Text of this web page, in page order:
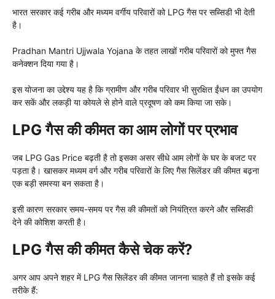
भारत सरकार कई गरीब और मध्यम वर्गीय परिवारों को LPG गैस पर सब्सिडी भी देती
है।
Pradhan Mantri Ujjwala Yojana के तहत लाखों गरीब परिवारों को मुफ्त गैस
कनेक्शन दिया गया है।
इस योजना का उद्देश्य यह है कि ग्रामीण और गरीब परिवार भी सुरक्षित ईंधन का उपयोग
कर सकें और लकड़ी या कोयले से होने वाले प्रदूषण को कम किया जा सके।
LPG गैस की कीमत का आम लोगों पर प्रभाव
जब LPG Gas Price बढ़ती है तो इसका असर सीधे आम लोगों के घर के बजट पर
पड़ता है। खासकर मध्यम वर्ग और गरीब परिवारों के लिए गैस सिलेंडर की कीमत बढ़ना
एक बड़ी समस्या बन सकता है।
इसी कारण सरकार समय-समय पर गैस की कीमतों को नियंत्रित करने और सब्सिडी
देने की कोशिश करती है।
LPG गैस की कीमत कैसे चेक करें?
अगर आप अपने शहर में LPG गैस सिलेंडर की कीमत जानना चाहते हैं तो इसके कई
तरीके हैं: